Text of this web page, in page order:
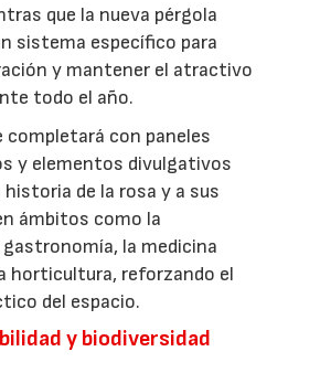
que la nueva pérgola
sistema específico para
y mantener el atractivo
todo el año.
completará con paneles
y elementos divulgativos
historia de la rosa y a sus
ámbitos como la
la medicina
horticultura, reforzando el
del espacio.
y biodiversidad